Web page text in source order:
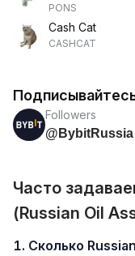
PONS
Cash Cat
CASHCAT
Followers
@BybitRussia
Часто
(Russian Oil
1. Сколько Russian Oil Asset Reserve стоит